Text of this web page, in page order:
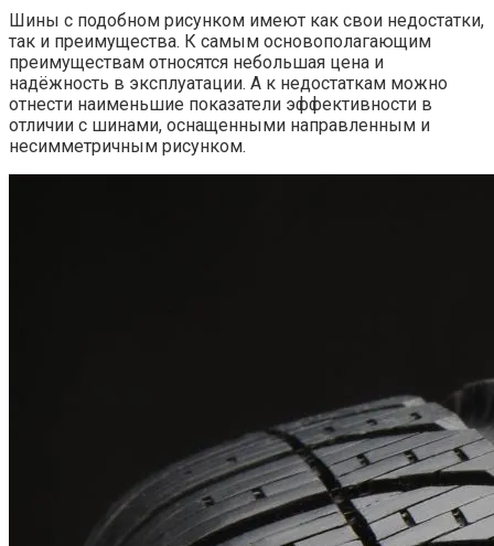
Шины с подобном рисунком имеют как свои недостатки,
так и преимущества. К самым основополагающим
преимуществам относятся небольшая цена и
надёжность в эксплуатации. А к недостаткам можно
отнести наименьшие показатели эффективности в
отличии с шинами, оснащенными направленным и
несимметричным рисунком.